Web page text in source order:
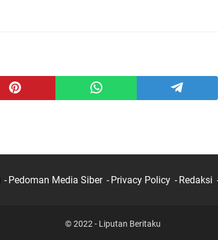
Pedoman Media Siber Privacy Policy Redaksi
© 2022 - Liputan Beritaku